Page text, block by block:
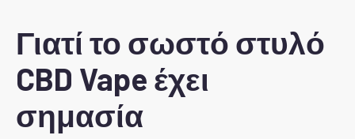
Γιατί το σωστό στυλό
CBD Vape έχει
σημασία